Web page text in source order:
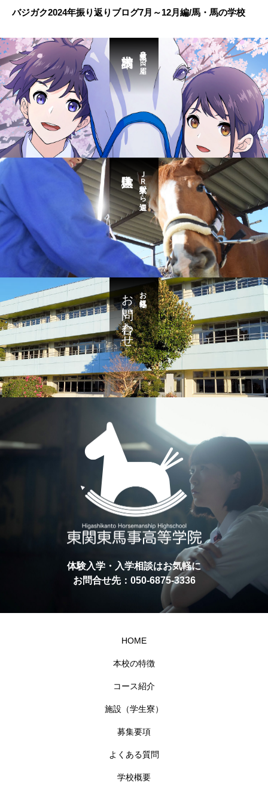
バジガク2024年振り返りブログ7月～12月編/馬・馬の学校
最短３日で届く
ＪＲ東京駅から送迎
お気軽に・・・
お問い合わせ
体験入学・入学相談はお気軽に
お問合せ先：050-6875-3336
HOME
本校の特徴
コース紹介
施設（学生寮）
募集要項
よくある質問
学校概要